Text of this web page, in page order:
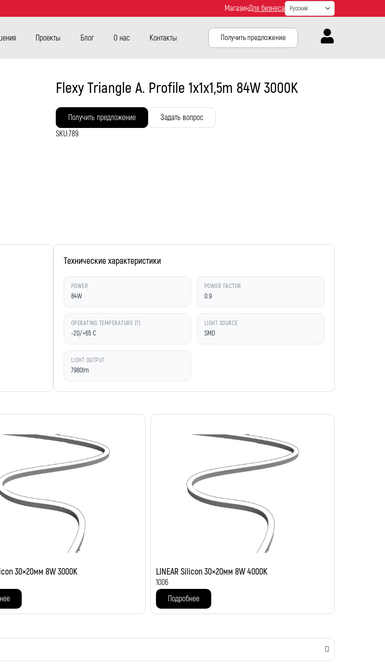
МагазинДля бизнеса
Проекты Блог О нас Контакты Получить предложение
Flexy Triangle A. Profile 1x1x1,5m 84W 3000K
Получить предложение
Задать вопрос
SKU:789
Технические характеристики
POWER
84W
POWER FACTOR
0.9
OPERATING TEMPERATURE (?)
-20/+65 C
LIGHT SOURCE
SMD
LIGHT OUTPUT
7980lm
30×20мм 8W 3000K LINEAR Silicon 30×20мм 8W 4000K
1006
Подробнее